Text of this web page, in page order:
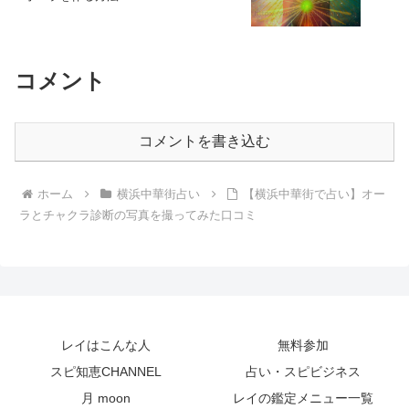
コメント
コメントを書き込む
ホーム 横浜中華街占い
【横浜中華街で占い】オー
ラとチャクラ診断の写真を撮ってみた口コミ
レイはこんな人
無料参加
スピ知恵CHANNEL
占い・スピビジネス
月 moon
レイの鑑定メニュー一覧